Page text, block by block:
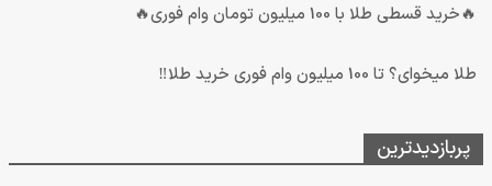
🔥خرید قسطی طلا با 100 میلیون تومان وام فوری🔥
طلا میخوای؟ تا 100 میلیون وام فوری خرید طلا‼️
پربازدیدترین